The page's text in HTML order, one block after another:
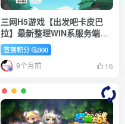
三网H5游戏【出发吧卡皮巴
拉】最新整理WIN系服务端
+Linux手工服务端+详细搭建
教程+源码
签到积分 300
9个月前 16